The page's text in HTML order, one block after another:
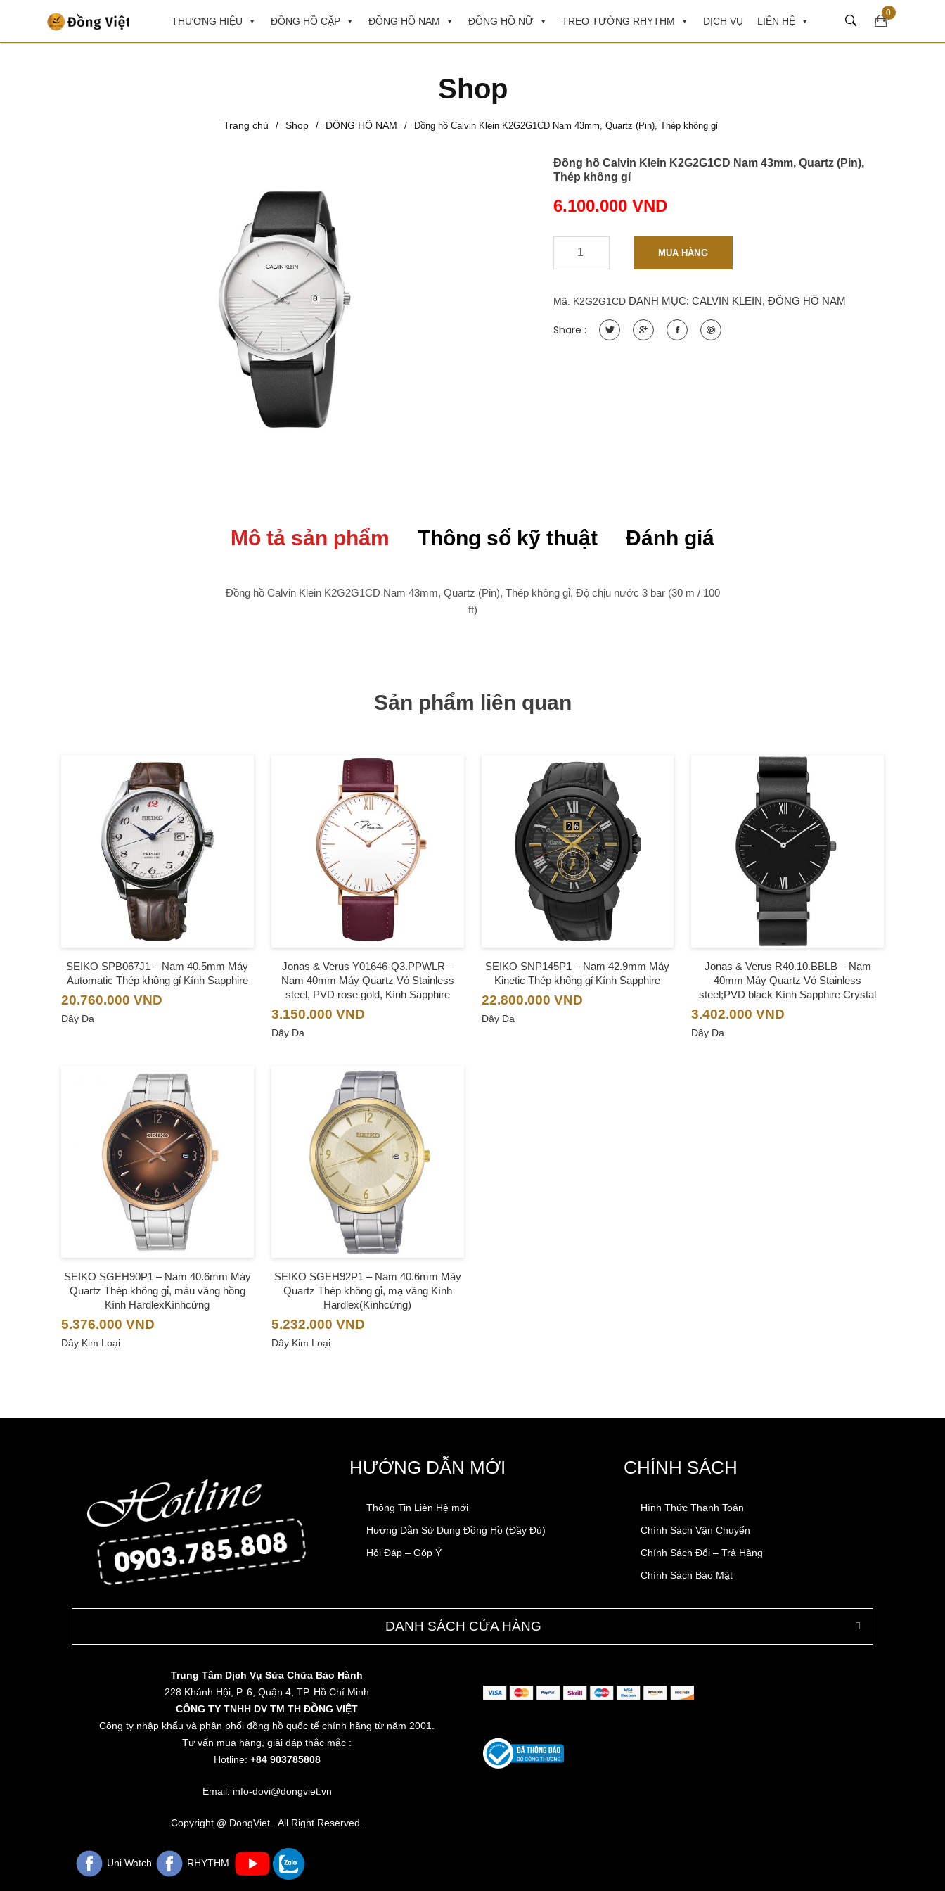
THƯƠNG HIỆU ĐỒNG HỒ CẶP ĐỒNG HỒ NAM ĐỒNG HỒ NỮ TREO TƯỜNG RHYTHM DỊCH VỤ LIÊN HỆ
0
Shop
Trang chủ / Shop / ĐỒNG HỒ NAM / Đồng hồ Calvin Klein K2G2G1CD Nam 43mm, Quartz (Pin), Thép không gỉ
Đồng hồ Calvin Klein K2G2G1CD Nam 43mm, Quartz (Pin),
Thép không gỉ
6.100.000 VND
Đồng
Klein
43mm,
MUA HÀNG
Mã: K2G2G1CD DANH MỤC: CALVIN KLEIN, ĐỒNG HỒ NAM
Share :
Mô tả sản phẩm Thông số kỹ thuật Đánh giá
Đồng hồ Calvin Klein K2G2G1CD Nam 43mm, Quartz (Pin), Thép không gỉ, Độ chịu nước 3 bar (30 m / 100
ft)
Sản phẩm liên quan
SEIKO SPB067J1 – Nam 40.5mm Máy
Automatic Thép không gỉ Kính Sapphire
20.760.000 VND
Dây Da
Jonas & Verus Y01646-Q3.PPWLR –
Nam 40mm Máy Quartz Vỏ Stainless
steel, PVD rose gold, Kính Sapphire
3.150.000 VND
Dây Da
SEIKO SNP145P1 – Nam 42.9mm Máy
Kinetic Thép không gỉ Kính Sapphire
22.800.000 VND
Dây Da
Jonas & Verus R40.10.BBLB – Nam
40mm Máy Quartz Vỏ Stainless
steel;PVD black Kính Sapphire Crystal
3.402.000VND
Dây Da
SEIKO SGEH90P1 – Nam 40.6mm Máy
Quartz Thép không gỉ, màu vàng hồng
Kính HardlexKínhcứng
5.376.000 VND
Dây Kim Loại
SEIKO SGEH92P1 – Nam 40.6mm Máy
Quartz Thép không gỉ, mạ vàng Kính
Hardlex(Kínhcứng)
5.232.000 VND
Dây Kim Loại
HƯỚNG DẪN MỚI
Thông Tin Liên Hệ mới
Hướng Dẫn Sử Dụng Đồng Hồ (Đầy Đủ)
Hỏi Đáp – Góp Ý
CHÍNH SÁCH
Hình Thức Thanh Toán
Chính Sách Vận Chuyển
Chính Sách Đổi – Trả Hàng
Chính Sách Bảo Mật
DANH SÁCH CỬA HÀNG
Trung Tâm Dịch Vụ Sửa Chữa Bảo Hành
228 Khánh Hội, P. 6, Quận 4, TP. Hồ Chí Minh
CÔNG TY TNHH DV TM TH ĐỒNG VIỆT
Công ty nhập khẩu và phân phối đồng hồ quốc tế chính hãng từ năm 2001.
Tư vấn mua hàng, giải đáp thắc mắc :
Hotline: +84 903785808
Email: info-dovi@dongviet.vn
Copyright @ DongViet . All Right Reserved.
Uni.Watch RHYTHM